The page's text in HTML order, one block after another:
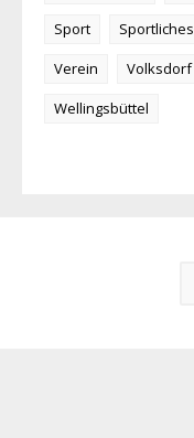
Sport
Sportliches
Verein
Volksdorf
Wellingsbüttel